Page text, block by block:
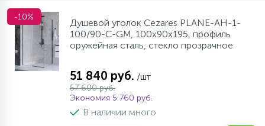
-10%
Душевой уголок Cezares PLANE-AH-1-
100/90-C-GM, 100х90х195, профиль
оружейная сталь, стекло прозрачное
51 840 руб. /шт
57 600 руб.
Экономия 5 760 руб.
В наличии много